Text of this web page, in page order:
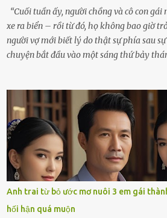
tôi giật mình. Và rồi, một chuyện kinh...
“Cuối tuần ấy, người chồng và cô con gái
xe ra biển – rồi từ đó, họ không bao giờ
người vợ mới biết lý do thật sự phía sau sự
chuyện bắt đầu vào một sáng thứ bảy
không kém. Ông Minh, vốn là một người
hôm ấy lại đặc biệt vui vẻ. Ông chuẩn bị
cùng cô con gái 8 tuổi tên Thảo. “Em ở
con đi biển hai ngày, để nó được ngắm
sẽ kể cho em nghe cả tuần không hết
hiền, vuốt tóc vợ. Bà Hạnh nhìn chồng
lòng cũng rộn ràng. Bà vốn ít có dịp đi xa
nên lần này cũng đành ở nhà. Thảo ôm
“Con sẽ nhặt thật nhiều vỏ sò cho mẹ
Anh trai từ bỏ ước mơ nuôi 3 em gái
hối hận quá muộn